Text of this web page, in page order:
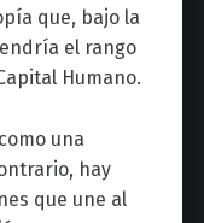
que, bajo la
el rango
Humano.
una
hay
que une al